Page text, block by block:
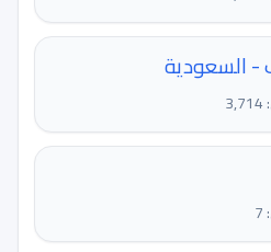
السعودية